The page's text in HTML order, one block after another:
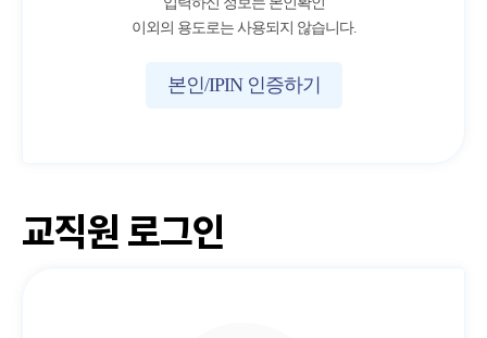
이외의 용도로는 사용되지 않습니다.
본인/IPIN 인증하기
교직원 로그인